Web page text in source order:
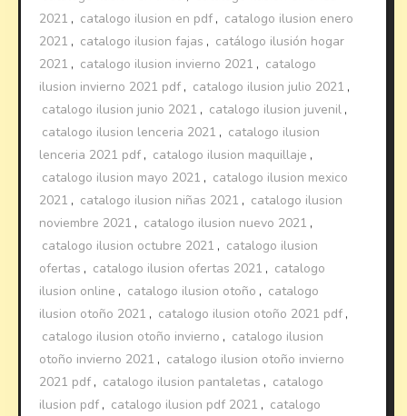
2021 , catalogo ilusion en pdf , catalogo ilusion enero
2021 , catalogo ilusion fajas , catálogo ilusión hogar
2021 , catalogo ilusion invierno 2021 , catalogo
ilusion invierno 2021 pdf , catalogo ilusion julio 2021 ,
catalogo ilusion junio 2021 , catalogo ilusion juvenil ,
catalogo ilusion lenceria 2021 , catalogo ilusion
lenceria 2021 pdf , catalogo ilusion maquillaje ,
catalogo ilusion mayo 2021 , catalogo ilusion mexico
2021 , catalogo ilusion niñas 2021 , catalogo ilusion
noviembre 2021 , catalogo ilusion nuevo 2021 ,
catalogo ilusion octubre 2021 , catalogo ilusion
ofertas , catalogo ilusion ofertas 2021 , catalogo
ilusion online , catalogo ilusion otoño , catalogo
ilusion otoño 2021 , catalogo ilusion otoño 2021 pdf ,
catalogo ilusion otoño invierno , catalogo ilusion
otoño invierno 2021 , catalogo ilusion otoño invierno
2021 pdf , catalogo ilusion pantaletas , catalogo
ilusion pdf , catalogo ilusion pdf 2021 , catalogo